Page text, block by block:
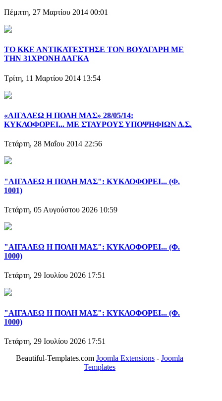
Πέμπτη, 27 Μαρτίου 2014 00:01
ΤΟ ΚΚΕ ΑΝΤΙΚΑΤΕΣΤΗΣΕ ΤΟΝ ΒΟΥΛΓΑΡΗ ΜΕ
ΤΗΝ 31ΧΡΟΝΗ ΔΑΓΚΑ
Τρίτη, 11 Μαρτίου 2014 13:54
«ΑΙΓΑΛΕΩ Η ΠΟΛΗ ΜΑΣ» 28/05/14:
ΚΥΚΛΟΦΟΡΕΙ... ΜΕ ΣΤΑΥΡΟΥΣ ΥΠΟΨΗΦΙΩΝ Δ.Σ.
Τετάρτη, 28 Μαΐου 2014 22:56
"ΑΙΓΑΛΕΩ Η ΠΟΛΗ ΜΑΣ": ΚΥΚΛΟΦΟΡΕΙ... (Φ.
1001)
Τετάρτη, 05 Αυγούστου 2026 10:59
"ΑΙΓΑΛΕΩ Η ΠΟΛΗ ΜΑΣ": ΚΥΚΛΟΦΟΡΕΙ... (Φ.
1000)
Τετάρτη, 29 Ιουλίου 2026 17:51
"ΑΙΓΑΛΕΩ Η ΠΟΛΗ ΜΑΣ": ΚΥΚΛΟΦΟΡΕΙ... (Φ.
1000)
Τετάρτη, 29 Ιουλίου 2026 17:51
Beautiful-Templates.comJoomla Extensions -Joomla
Templates